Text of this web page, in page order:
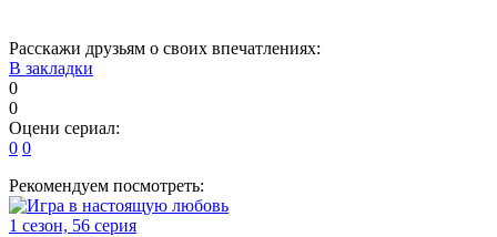
Расскажи друзьям о своих впечатлениях:
В закладки
0
0
Оцени сериал:
0 0
Рекомендуем посмотреть:
1 сезон, 56 серия